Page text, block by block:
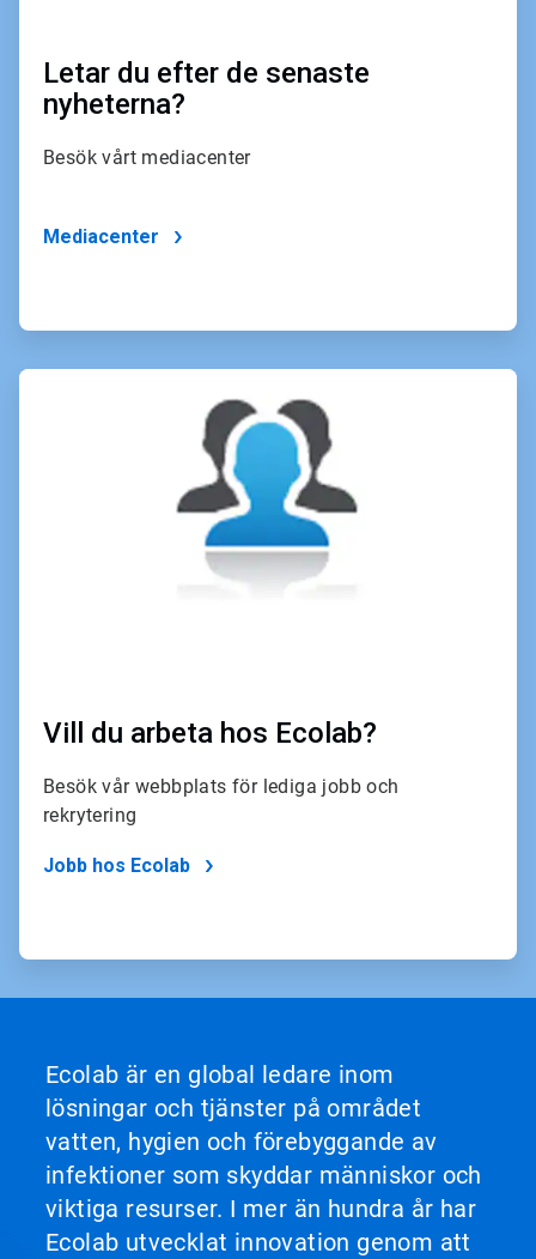
Letar du efter de senaste
nyheterna?
Besök vårt mediacenter
Mediacenter
ArticleTile
Vill du arbeta hos Ecolab?
Besök vår webbplats för lediga jobb och
rekrytering
Jobb hos Ecolab
Ecolab är en global ledare inom
lösningar och tjänster på området
vatten, hygien och förebyggande av
infektioner som skyddar människor och
viktiga resurser. I mer än hundra år har
Ecolab utvecklat innovation genom att